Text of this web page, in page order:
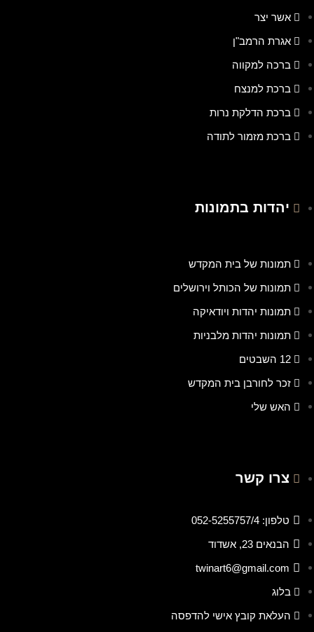
אשר יצר
אגרת הרמב"ן
ברכה למקווה
ברכת למנצח
ברכת הדלקת נרות
ברכת מזמור לתודה
יהדות בתמונות
תמונות של בית המקדש
תמונות של הכותל וירושלים
תמונות יהדות ויודאיקה
תמונות יהדות מלבניות
12 השבטים
זכר לחורבן בית המקדש
האש שלי
צרו קשר
טלפון: 052-5255757/4
הבנאים 23, אשדוד
twinart6@gmail.com
בלוג
העלאת קובץ אישי להדפסה